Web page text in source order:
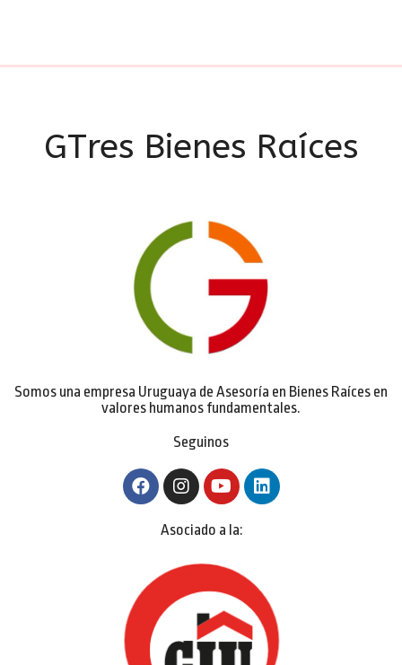
GTres Bienes Raíces
Somos una empresa Uruguaya de Asesoría en Bienes Raíces en
valores humanos fundamentales.
Seguinos
Asociado a la: